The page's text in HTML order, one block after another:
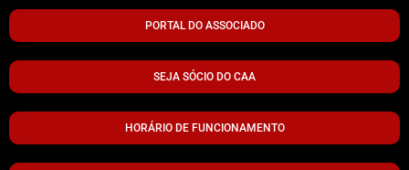
PORTAL DO ASSOCIADO
SEJA SÓCIO DO CAA
HORÁRIO DE FUNCIONAMENTO